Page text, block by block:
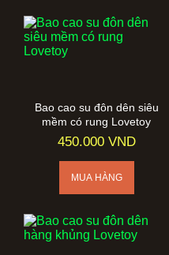
Bao cao su đôn dên siêu
mềm có rung Lovetoy
450.000 VND